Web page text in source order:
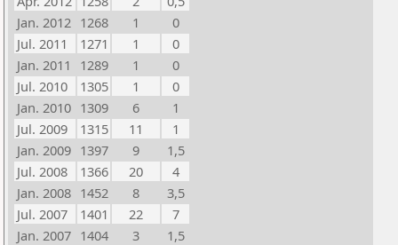
Jan. 2012 1268 1
0
Jul. 2011
1271 1
0
Jan. 2011
1289 1
0
Jul. 2010
1305 1
0
Jan. 2010 1309 6
1
Jul. 2009
1315 11
1
Jan. 2009 1397 9
1,5
Jul. 2008
1366 20
4
Jan. 2008 1452 8
3,5
Jul. 2007
1401 22
7
Jan. 2007 1404 3
1,5